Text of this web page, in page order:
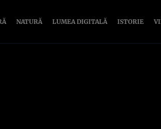
NATURĂ LUMEA DIGITALĂ ISTORIE